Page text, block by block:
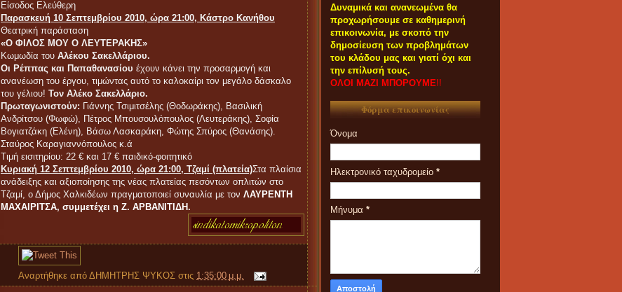
Είσοδος Ελεύθερη
Παρασκευή 10 Σεπτεμβρίου 2010, ώρα 21:00, Κάστρο Κανήθου
Θεατρική παράσταση
«Ο ΦΙΛΟΣ ΜΟΥ Ο ΛΕΥΤΕΡΑΚΗΣ»
Κωμωδία του Αλέκου Σακελλάριου.
Οι Ρέππας και Παπαθανασίου έχουν κάνει την προσαρμογή και
ανανέωση του έργου, τιμώντας αυτό το καλοκαίρι τον μεγάλο δάσκαλο
του γέλιου! Τον Αλέκο Σακελλάριο.
Πρωταγωνιστούν: Γιάννης Τσιμιτσέλης (Θοδωράκης), Βασιλική
Ανδρίτσου (Φωφώ), Πέτρος Μπουσουλόπουλος (Λευτεράκης), Σοφία
Βογιατζάκη (Ελένη), Βάσω Λασκαράκη, Φώτης Σπύρος (Θανάσης).
Σταύρος Καραγιαννόπουλος κ.ά
Τιμή εισιτηρίου: 22 € και 17 € παιδικό-φοιτητικό
Κυριακή 12 Σεπτεμβρίου 2010, ώρα 21:00, Τζαμί (πλατεία)Στα πλαίσια
ανάδειξης και αξιοποίησης της νέας πλατείας πεσόντων οπλιτών στο
Τζαμί, ο Δήμος Χαλκιδέων πραγματοποιεί συναυλία με τον ΛΑΥΡΕΝΤΗ
ΜΑΧΑΙΡΙΤΣΑ, συμμετέχει η Ζ. ΑΡΒΑΝΙΤΙΔΗ.
Αναρτήθηκε από ΔΗΜΗΤΡΗΣ ΨΥΚΟΣ στις 1:35:00 μ.μ.
Δυναμικά και ανανεωμένα θα
προχωρήσουμε σε καθημερινή
επικοινωνία, με σκοπό την
δημοσίευση των προβλημάτων
του κλάδου μας και γιατί όχι και
την επίλυσή τους.
ΟΛΟΙ ΜΑΖΙ ΜΠΟΡΟΥΜΕ!!
Φόρμα επικοινωνίας
Όνομα
Ηλεκτρονικό ταχυδρομείο *
Μήνυμα *
ΟΙ ΣΥΝΑΔΕΛΦΟΙ ΠΟΥ